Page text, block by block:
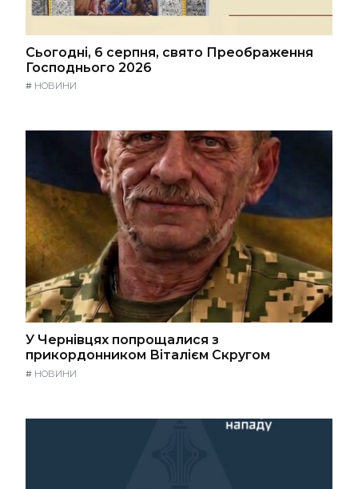
Сьогодні, 6 серпня, свято Преображення
Господнього 2026
# НОВИНИ
У Чернівцях попрощалися з
прикордонником Віталієм Скругом
# НОВИНИ